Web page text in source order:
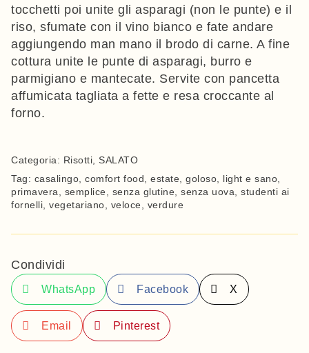
tocchetti poi unite gli asparagi (non le punte) e il
riso, sfumate con il vino bianco e fate andare
aggiungendo man mano il brodo di carne. A fine
cottura unite le punte di asparagi, burro e
parmigiano e mantecate. Servite con pancetta
affumicata tagliata a fette e resa croccante al
forno.
Categoria: Risotti, SALATO
Tag: casalingo, comfort food, estate, goloso, light e sano,
primavera, semplice, senza glutine, senza uova, studenti ai
fornelli, vegetariano, veloce, verdure
Condividi
WhatsApp Facebook X
Email Pinterest